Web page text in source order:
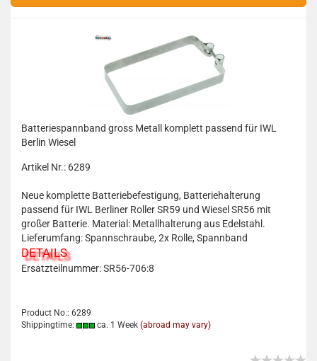
Batteriespannband gross Metall komplett passend für IWL
Berlin Wiesel
Artikel Nr.: 6289
Neue komplette Batteriebefestigung, Batteriehalterung
passend für IWL Berliner Roller SR59 und Wiesel SR56 mit
großer Batterie. Material: Metallhalterung aus Edelstahl.
Lieferumfang: Spannschraube, 2x Rolle, Spannband
DETAILS
Ersatzteilnummer: SR56-706:8
Product No.: 6289
Shippingtime:
ca. 1 Week (abroad may vary)